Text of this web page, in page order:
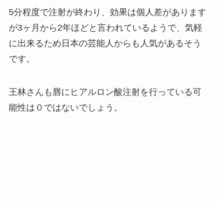
5分程度で注射が終わり、効果は個人差があります
が3ヶ月から2年ほどと言われているようで、気軽
に出来るため日本の芸能人からも人気があるそう
です。
王林さんも唇にヒアルロン酸注射を行っている可
能性は０ではないでしょう。